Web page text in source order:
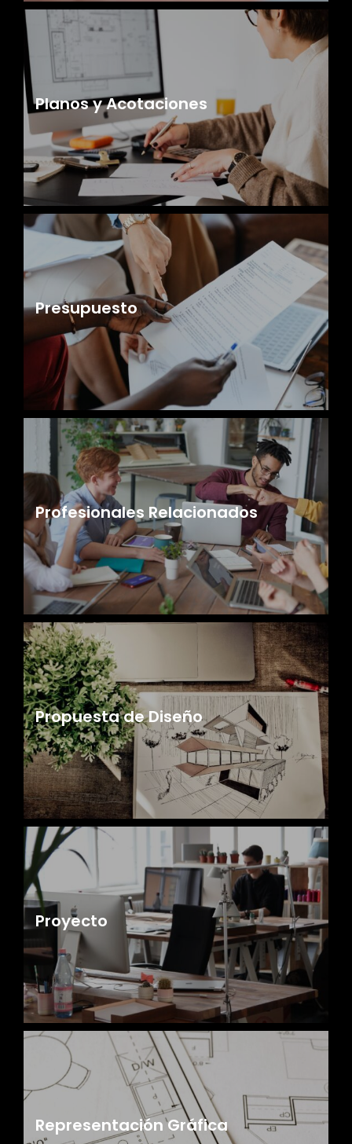
Planos y Acotaciones
Presupuesto
Profesionales Relacionados
Propuesta de Diseño
Proyecto
Representación Gráfica